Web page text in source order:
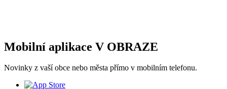
Mobilní aplikace V OBRAZE
Novinky z vaší obce nebo města přímo v mobilním telefonu.